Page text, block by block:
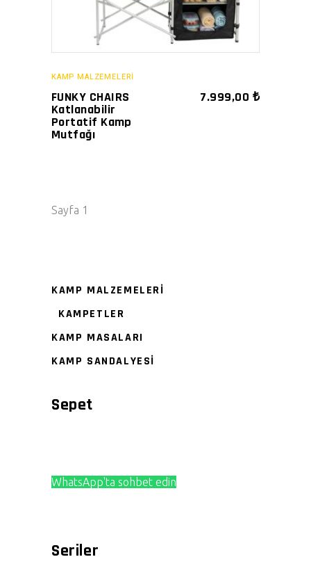
KAMP MALZEMELERİ
FUNKY CHAIRS
Katlanabilir
Portatif Kamp
Mutfağı
7.999,00 ₺
Sayfa 1
KAMP MALZEMELERİ
KAMPETLER
KAMP MASALARI
KAMP SANDALYESİ
Sepet
WhatsApp'ta sohbet edin
Seriler